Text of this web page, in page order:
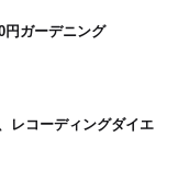
円ガーデニング
レコーディングダイエ